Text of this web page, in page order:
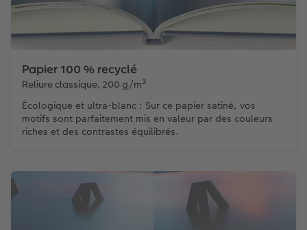
Papier 100 % recyclé
Reliure classique, 200 g/m²
Écologique et ultra-blanc : Sur ce papier satiné, vos
motifs sont parfaitement mis en valeur par des couleurs
riches et des contrastes équilibrés.